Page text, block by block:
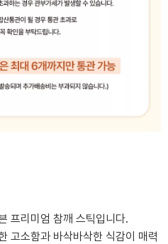
프리미엄 참깨 스틱입니다.
고소함과 바삭바삭한 식감이 매력